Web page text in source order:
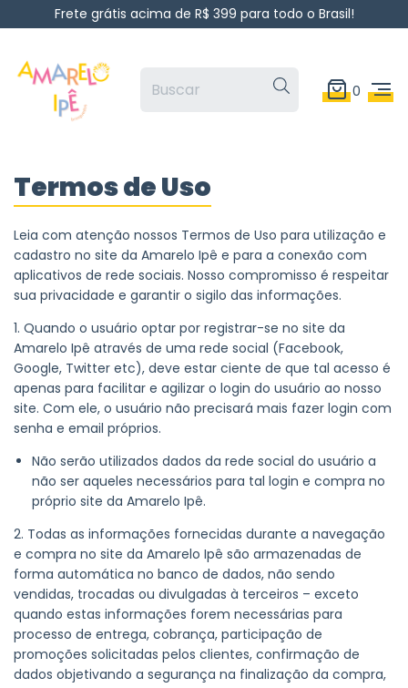
Frete grátis acima de R$ 399 para todo o Brasil!
0
Termos de Uso
Leia com atenção nossos Termos de Uso para utilização e
cadastro no site da Amarelo Ipê e para a conexão com
aplicativos de rede sociais. Nosso compromisso é respeitar
sua privacidade e garantir o sigilo das informações.
1. Quando o usuário optar por registrar-se no site da
Amarelo Ipê através de uma rede social (Facebook,
Google, Twitter etc), deve estar ciente de que tal acesso é
apenas para facilitar e agilizar o login do usuário ao nosso
site. Com ele, o usuário não precisará mais fazer login com
senha e email próprios.
Não serão utilizados dados da rede social do usuário a
não ser aqueles necessários para tal login e compra no
próprio site da Amarelo Ipê.
2. Todas as informações fornecidas durante a navegação
e compra no site da Amarelo Ipê são armazenadas de
forma automática no banco de dados, não sendo
vendidas, trocadas ou divulgadas à terceiros – exceto
quando estas informações forem necessárias para
processo de entrega, cobrança, participação de
promoções solicitadas pelos clientes, confirmação de
dados objetivando a segurança na finalização da compra,